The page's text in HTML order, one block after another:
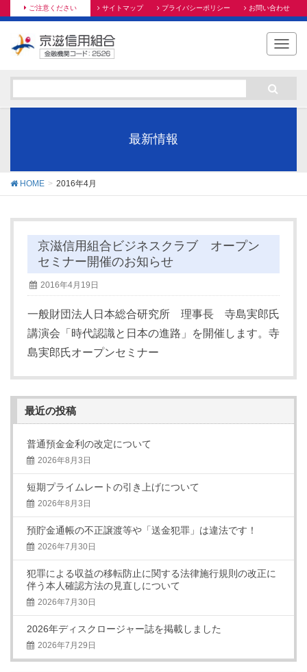
ご注意ください サイトマップ プライバシーポリシー お問い合わせ
T
l
g
最新情報
HOME 2016年4月
京滋信用組合ビジネスクラブ オープン
セミナー開催のお知らせ
2016年4月19日
一般財団法人日本総合研究所 理事長 寺島実郎氏
講演会「時代認識と日本の進路」を開催します。寺
島実郎氏オープンセミナー
最近の投稿
普通預金金利の改定について
2026年8月3日
短期プライムレートの引き上げについて
2026年8月3日
預貯金通帳の不正譲渡等や「送金犯罪」は違法です！
2026年7月30日
犯罪による収益の移転防止に関する法律施行規則の改正に
伴う本人確認方法の見直しについて
2026年7月30日
2026年ディスクロージャー誌を掲載しました
2026年7月29日